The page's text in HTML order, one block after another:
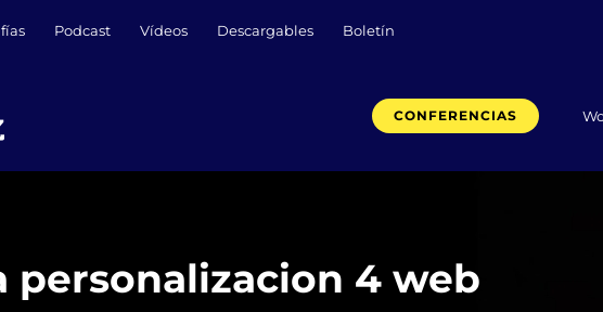
Podcast Vídeos Descargables Boletín
CONFERENCIAS
personalizacion 4 web